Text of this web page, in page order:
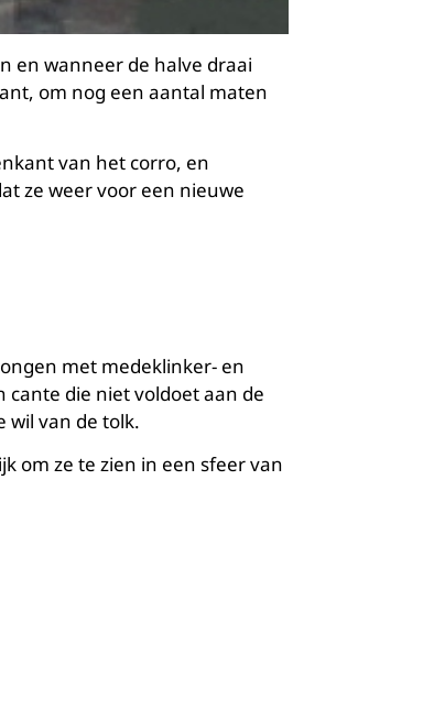
en wanneer de halve draai
om nog een aantal maten
van het corro, en
ze weer voor een nieuwe
met medeklinker- en
die niet voldoet aan de
wil van de tolk.
om ze te zien in een sfeer van